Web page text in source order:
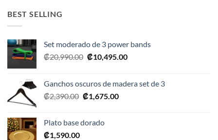
BEST SELLING
Set moderado de 3 power bands
₡20,990.00 El
era:
₡20,990.00.
₡10,495.00El
es:
Ganchos oscuros de madera set de 3
₡2,390.00 El
era:
₡1,675.00El
Plato base dorado
₡1,590.00